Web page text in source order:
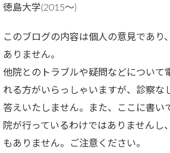
徳島大学(2015～)
このブログの内容は個人の意見であり
ありません。
他院とのトラブルや疑問などについて
れる方がいらっしゃいますが、診察な
答えいたしません。また、ここに書い
院が行っているわけではありませんし
もありません。ご注意ください。